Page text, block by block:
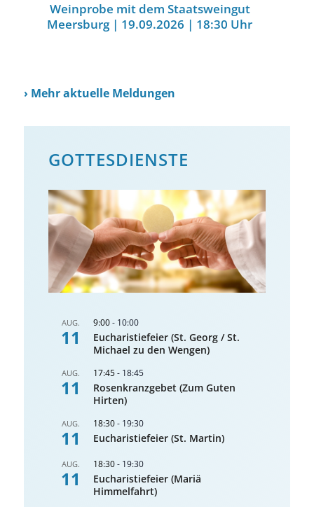
Weinprobe mit dem Staatsweingut
Meersburg | 19.09.2026 | 18:30 Uhr
› Mehr aktuelle Meldungen
GOTTES­DIENSTE
AUG.
11
9:00- 10:00
Eucharistiefeier (St. Georg / St.
Michael zu den Wengen)
AUG.
11
17:45- 18:45
Rosenkranzgebet (Zum Guten
Hirten)
AUG.
11
18:30- 19:30
Eucharistiefeier (St. Martin)
AUG.
11
18:30- 19:30
Eucharistiefeier (Mariä
Himmelfahrt)